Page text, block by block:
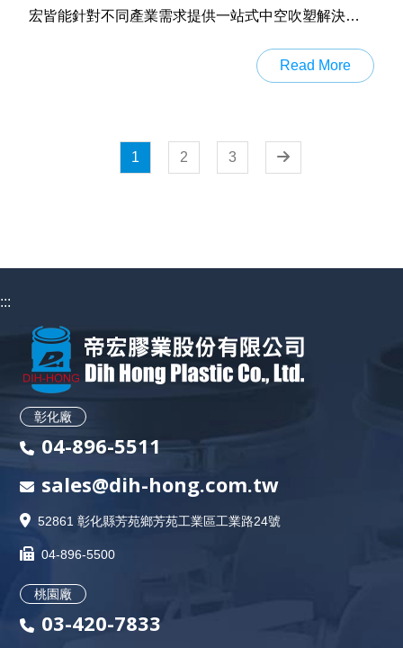
宏皆能針對不同產業需求提供一站式中空吹塑解決方
Read More
1 2 3
:::
彰化廠
04-896-5511
sales@dih-hong.com.tw
52861 彰化縣芳苑鄉芳苑工業區工業路24號
04-896-5500
桃園廠
03-420-7833